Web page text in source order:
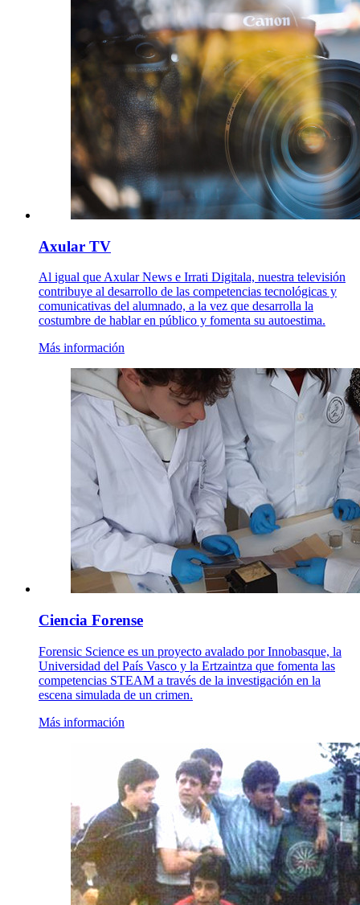
Axular TV
Al igual que Axular News e Irrati Digitala, nuestra televisión
contribuye al desarrollo de las competencias tecnológicas y
comunicativas del alumnado, a la vez que desarrolla la
costumbre de hablar en público y fomenta su autoestima.
Más información
Ciencia Forense
Forensic Science es un proyecto avalado por Innobasque, la
Universidad del País Vasco y la Ertzaintza que fomenta las
competencias STEAM a través de la investigación en la
escena simulada de un crimen.
Más información